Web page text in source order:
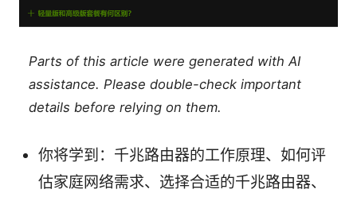
Parts of this article were generated with AI
assistance. Please double-check important
details before relying on them.
你将学到：千兆路由器的工作原理、如何评
估家庭网络需求、选择合适的千兆路由器、